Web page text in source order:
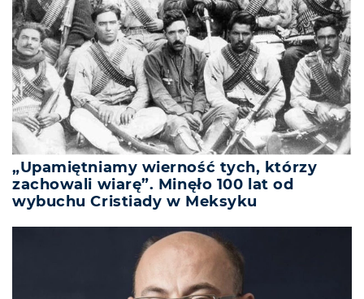
„Upamiętniamy wierność tych, którzy
zachowali wiarę”. Minęło 100 lat od
wybuchu Cristiady w Meksyku